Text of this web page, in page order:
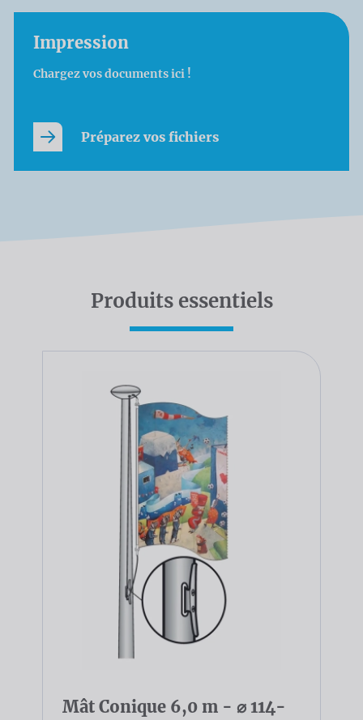
Impression
Chargez vos documents ici !
Préparez vos fichiers
Produits essentiels
Mât Conique 6,0 m - ⌀ 114-